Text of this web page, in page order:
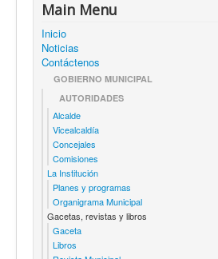
Main Menu
Inicio
Noticias
Contáctenos
GOBIERNO MUNICIPAL
AUTORIDADES
Alcalde
Vicealcaldía
Concejales
Comisiones
La Institución
Planes y programas
Organigrama Municipal
Gacetas, revistas y libros
Gaceta
Libros